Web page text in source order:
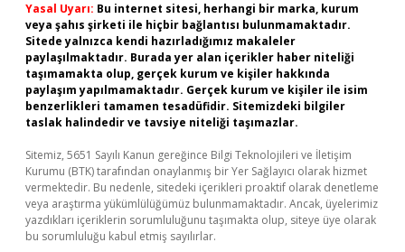
Yasal Uyarı: Bu internet sitesi, herhangi bir marka, kurum
veya şahıs şirketi ile hiçbir bağlantısı bulunmamaktadır.
Sitede yalnızca kendi hazırladığımız makaleler
paylaşılmaktadır. Burada yer alan içerikler haber niteliği
taşımamakta olup, gerçek kurum ve kişiler hakkında
paylaşım yapılmamaktadır. Gerçek kurum ve kişiler ile isim
benzerlikleri tamamen tesadüfidir. Sitemizdeki bilgiler
taslak halindedir ve tavsiye niteliği taşımazlar.
Sitemiz, 5651 Sayılı Kanun gereğince Bilgi Teknolojileri ve İletişim
Kurumu (BTK) tarafından onaylanmış bir Yer Sağlayıcı olarak hizmet
vermektedir. Bu nedenle, sitedeki içerikleri proaktif olarak denetleme
veya araştırma yükümlülüğümüz bulunmamaktadır. Ancak, üyelerimiz
yazdıkları içeriklerin sorumluluğunu taşımakta olup, siteye üye olarak
bu sorumluluğu kabul etmiş sayılırlar.